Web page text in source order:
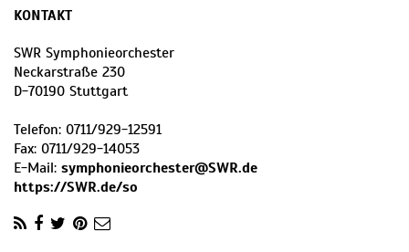
KONTAKT
SWR Symphonieorchester
Neckarstraße 230
D-70190 Stuttgart
Telefon: 0711/929-12591
Fax: 0711/929-14053
E-Mail: symphonieorchester@SWR.de
https://SWR.de/so